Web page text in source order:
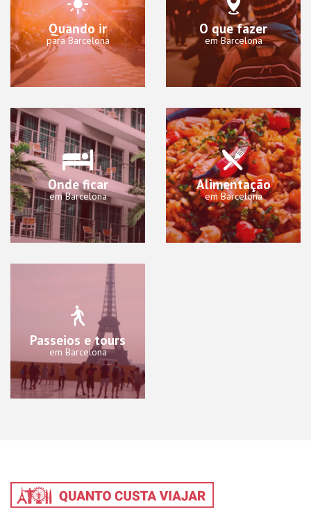
Quando ir
para Barcelona
O que fazer
em Barcelona
Onde ficar
em Barcelona
Alimentação
em Barcelona
Passeios e tours
em Barcelona